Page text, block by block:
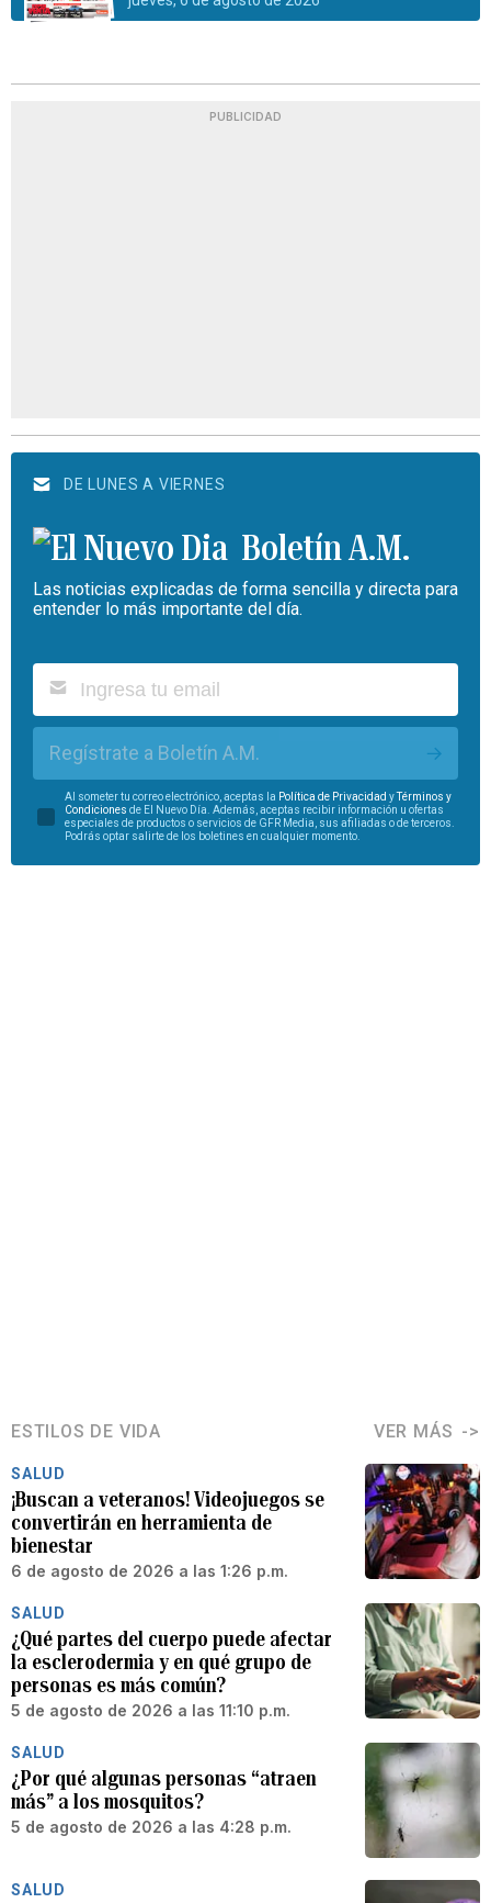
PUBLICIDAD
DE LUNES A VIERNES
Boletín A.M.
Las noticias explicadas de forma sencilla y directa para
entender lo más importante del día.
Regístrate a Boletín A.M.
Al someter tu correo electrónico, aceptas la Política de Privacidad y
Términos y
Condiciones de El Nuevo Día. Además, aceptas recibir información u ofertas
especiales de productos o servicios de GFR Media, sus afiliadas o de terceros.
Podrás optar salirte de los boletines en cualquier momento.
ESTILOS DE VIDA VER MÁS
SALUD
¡Buscan a veteranos! Videojuegos se
convertirán en herramienta de
bienestar
6 de agosto de 2026 a las 1:26 p.m.
SALUD
¿Qué partes del cuerpo puede afectar
la esclerodermia y en qué grupo de
personas es más común?
5 de agosto de 2026 a las 11:10 p.m.
SALUD
¿Por qué algunas personas “atraen
más” a los mosquitos?
5 de agosto de 2026 a las 4:28 p.m.
SALUD